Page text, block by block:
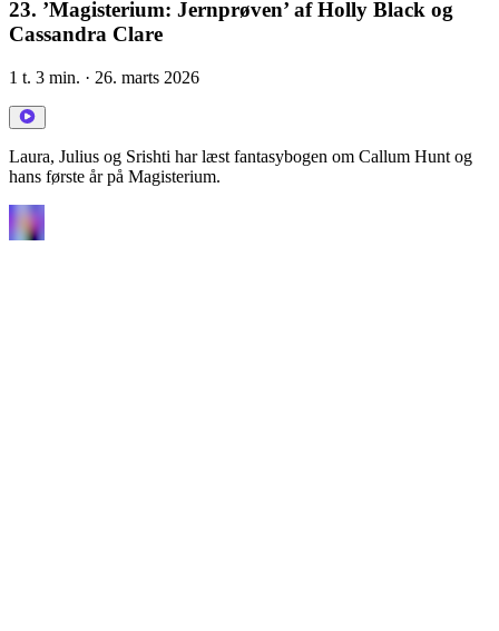
23. ’Magisterium: Jernprøven’ af Holly Black og
Cassandra Clare
1 t. 3 min. · 26. marts 2026
Laura, Julius og Srishti har læst fantasybogen om Callum Hunt og
hans første år på Magisterium.